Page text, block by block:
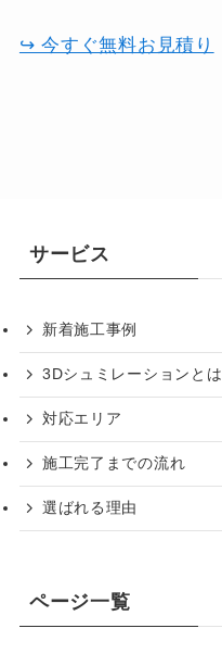
↪︎ 今すぐ無料お見積り
サービス
新着施工事例
3Dシュミレーションとは
対応エリア
施工完了までの流れ
選ばれる理由
ページ一覧